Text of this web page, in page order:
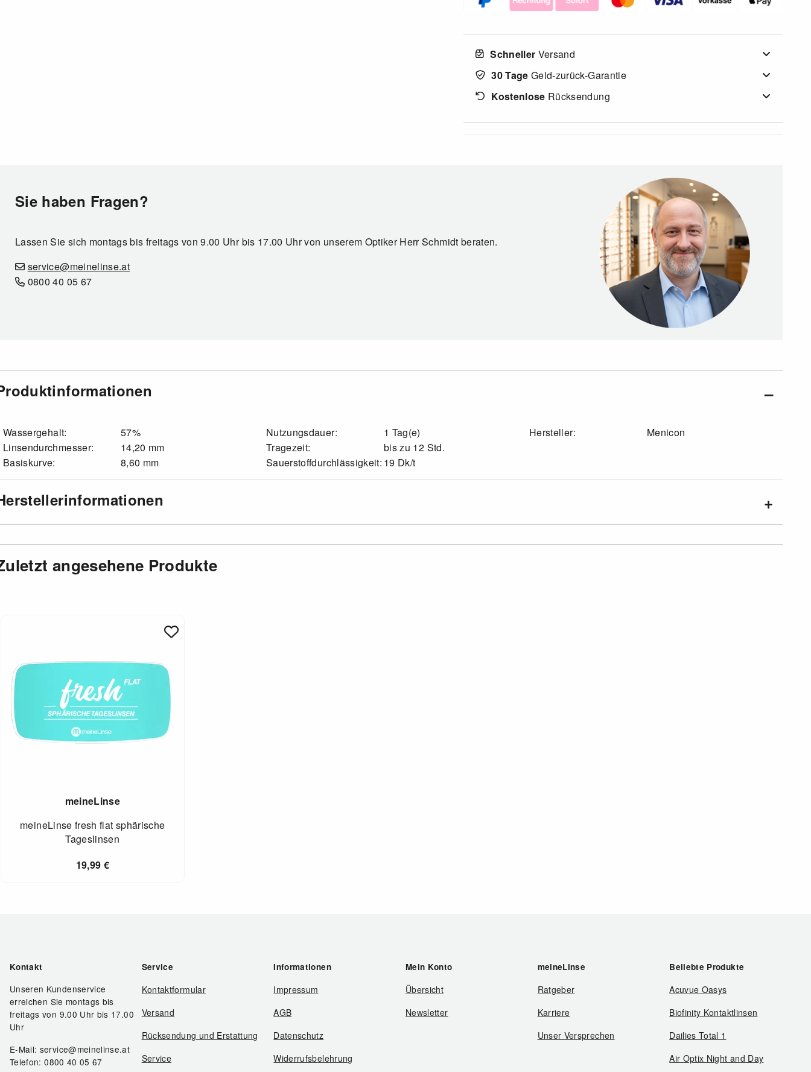
Schneller Versand
30 Tage Geld-zurück-Garantie
Kostenlose Rücksendung
Sie haben Fragen?
Lassen Sie sich montags bis freitags von 9.00 Uhr bis 17.00 Uhr von unserem Optiker Herr Schmidt beraten.
service@meinelinse.at
0800 40 05 67
Wassergehalt:
57%
Linsendurchmesser:
14,20 mm
Basiskurve:
8,60 mm
Nutzungsdauer:
1 Tag(e)
Tragezeit:
bis zu 12 Std.
Sauerstoffdurchlässigkeit: 19 Dk/t
Hersteller: Menicon
angesehene Produkte
meineLinse
meineLinse fresh flat sphärische
Tageslinsen
19,99 €
Kontakt
Unseren Kundenservice
erreichen Sie montags bis
freitags von 9.00 Uhr bis 17.00
Uhr
E-Mail: service@meinelinse.at
Telefon: 0800 40 05 67
Service
Kontaktformular
Versand
Rücksendung und Erstattung
Service
Informationen
Impressum
AGB
Datenschutz
Widerrufsbelehrung
Mein Konto
Übersicht
Newsletter
meineLinse
Ratgeber
Karriere
Unser Versprechen
Beliebte Produkte
Acuvue Oasys
Biofinity Kontaktlinsen
Dailies Total 1
Air Optix Night and Day